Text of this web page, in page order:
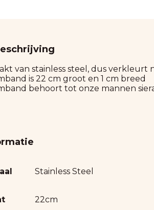
van stainless steel, dus verkleurt
is 22 cm groot en 1 cm breed
behoort tot onze mannen
Stainless Steel
22cm